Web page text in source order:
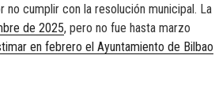
no cumplir con la resolución municipal. La
de 2025, pero no fue hasta marzo
en febrero el Ayuntamiento de Bilbao